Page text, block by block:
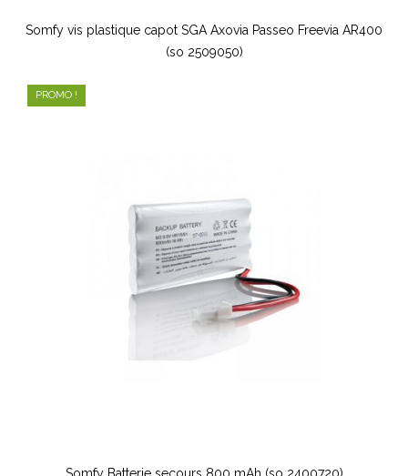
Somfy vis plastique capot SGA Axovia Passeo Freevia AR400
(so 2509050)
PROMO !